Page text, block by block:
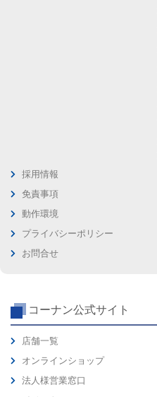
採用情報
免責事項
動作環境
プライバシーポリシー
お問合せ
コーナン公式サイト
店舗一覧
オンラインショップ
法人様営業窓口